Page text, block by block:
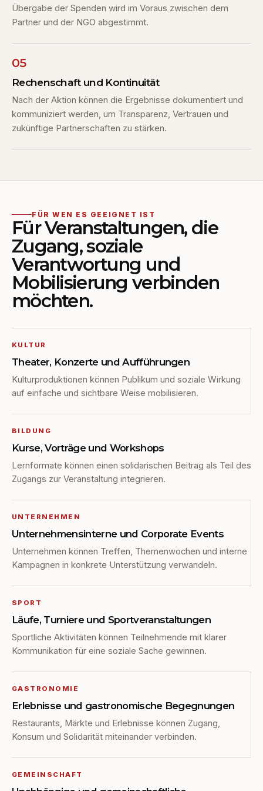
Übergabe der Spenden wird im Voraus zwischen dem
Partner und der NGO abgestimmt.
05
Rechenschaft und Kontinuität
Nach der Aktion können die Ergebnisse dokumentiert und
kommuniziert werden, um Transparenz, Vertrauen und
zukünftige Partnerschaften zu stärken.
FÜR WEN ES GEEIGNET IST
Für Veranstaltungen, die
Zugang, soziale
Verantwortung und
Mobilisierung verbinden
möchten.
KULTUR
Theater, Konzerte und Aufführungen
Kulturproduktionen können Publikum und soziale Wirkung
auf einfache und sichtbare Weise mobilisieren.
BILDUNG
Kurse, Vorträge und Workshops
Lernformate können einen solidarischen Beitrag als Teil des
Zugangs zur Veranstaltung integrieren.
UNTERNEHMEN
Unternehmensinterne und Corporate Events
Unternehmen können Treffen, Themenwochen und interne
Kampagnen in konkrete Unterstützung verwandeln.
SPORT
Läufe, Turniere und Sportveranstaltungen
Sportliche Aktivitäten können Teilnehmende mit klarer
Kommunikation für eine soziale Sache gewinnen.
GASTRONOMIE
Erlebnisse und gastronomische Begegnungen
Restaurants, Märkte und Erlebnisse können Zugang,
Konsum und Solidarität miteinander verbinden.
GEMEINSCHAFT